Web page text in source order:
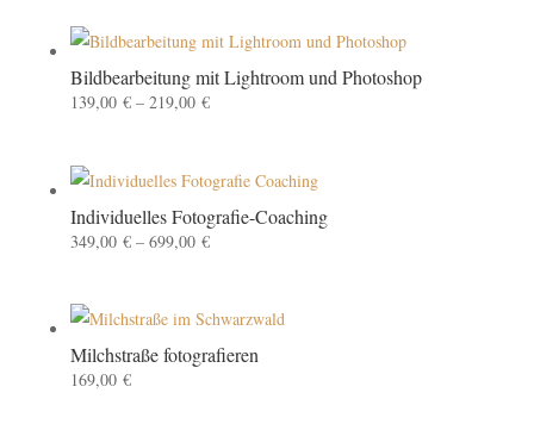
Bildbearbeitung mit Lightroom und Photoshop
139,00 €– 219,00 €
Individuelles Fotografie-Coaching
349,00 €– 699,00 €
Milchstraße fotografieren
169,00 €